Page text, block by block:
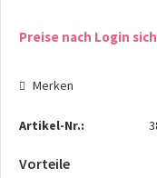
Preise nach Login
Merken
Artikel-Nr.:
Vorteile